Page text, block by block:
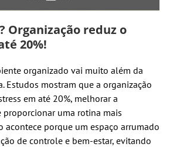
Organização reduz o
20%!
organizado vai muito além da
Estudos mostram que a organização
em até 20%, melhorar a
uma rotina mais
acontece porque um espaço arrumado
de controle e bem-estar, evitando